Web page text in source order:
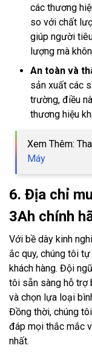
các thương
so với chất
giúp người
lượng mà
An toàn và
sản xuất các
trường, điều
thương hiệu
Xem Thêm:
Máy
6. Địa chỉ
3Ah chính
Với bề dày kinh
ắc quy, chúng tôi
khách hàng. Đội
tôi sẵn sàng hỗ trợ
và chọn lựa loại
Đồng thời, chúng
đáp mọi thắc mắc
nhất.